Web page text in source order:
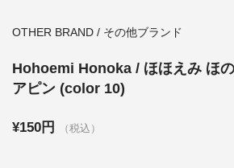
OTHER BRAND / その他ブランド
Hohoemi Honoka / ほほえみ ほ
アピン (color 10)
¥150円 （税込）